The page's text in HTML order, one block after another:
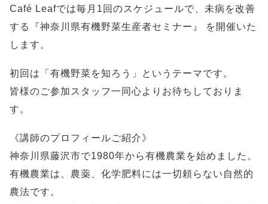
Café Leafでは毎月1回のスケジュールで、未病を改善
する『神奈川県有機野菜生産者セミナー』 を開催いた
します。
初回は「有機野菜を知ろう」というテーマです。
皆様のご参加スタッフ一同心よりお待ちしておりま
す。
《講師のプロフィールご紹介》
神奈川県藤沢市で1980年から有機農業を始めました。
有機農業は、農薬、化学肥料には一切頼らない自然的
農法です。